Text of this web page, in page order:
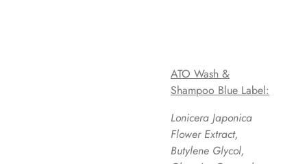
ATO Wash &
Shampoo Blue Label:
Lonicera Japonica
Flower Extract,
Butylene Glycol,